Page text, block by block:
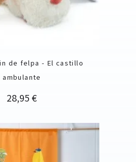
de felpa - El castillo
ambulante
Precio
28,95 €